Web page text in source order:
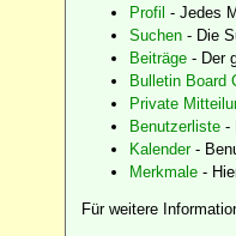
Profil - Jedes
Suchen- Die
Beiträge- Der
Bulletin Board
Private
Benutzerliste-
Kalender-
Merkmale-
Für weitere